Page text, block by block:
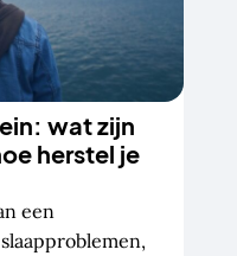
wat zijn
herstel je
een